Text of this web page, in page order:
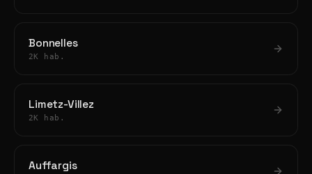
Bonnelles
2K hab.
Limetz-Villez
2K hab.
Auffargis